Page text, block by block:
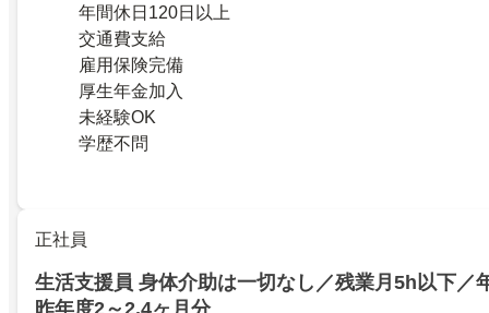
年間休日120日以上
交通費支給
雇用保険完備
厚生年金加入
未経験OK
学歴不問
正社員
生活支援員 身体介助は一切なし／残業月5h以下／
昨年度2～2.4ヶ月分